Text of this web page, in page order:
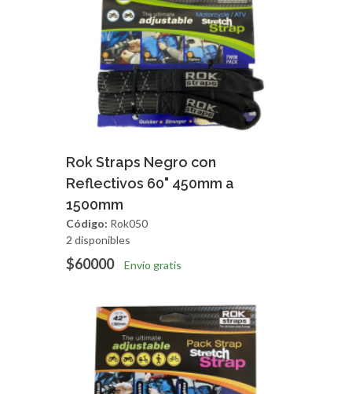
Agregar Vista Rapida
Rok Straps Negro con
Reflectivos 60" 450mm a
1500mm
Código: Rok050
2 disponibles
$60000 Envío gratis